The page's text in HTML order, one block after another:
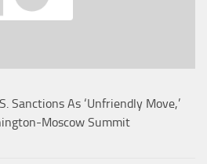
Sanctions As ‘Unfriendly Move,’
Moscow Summit